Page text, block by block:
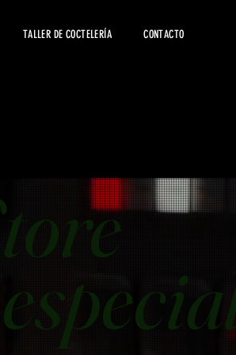
TALLER DE COCTELERÍA CONTACTO